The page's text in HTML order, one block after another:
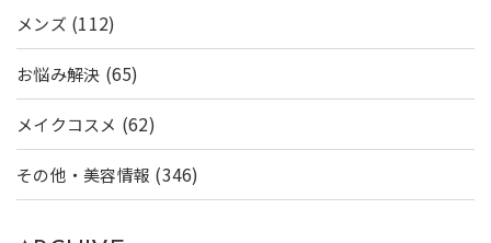
メンズ (112)
お悩み解決 (65)
メイクコスメ (62)
その他・美容情報 (346)